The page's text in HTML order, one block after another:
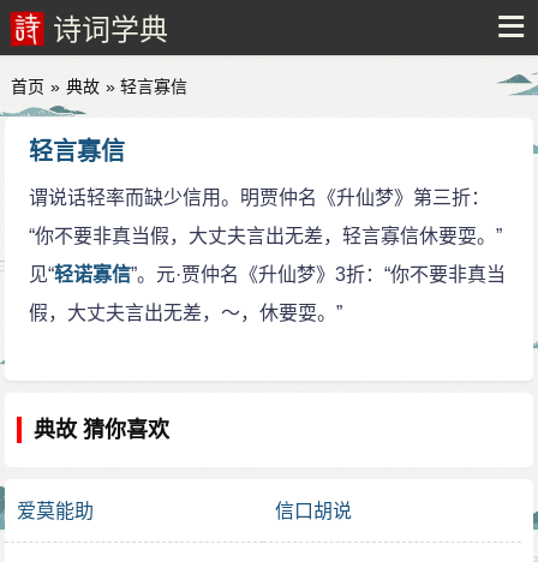
诗词学典
首页 » 典故 » 轻言寡信
轻言寡信
谓说话轻率而缺少信用。明贾仲名《升仙梦》第三折：
“你不要非真当假，大丈夫言出无差，轻言寡信休要耍。”
见“轻诺寡信”。元·贾仲名《升仙梦》3折：“你不要非真当
假，大丈夫言出无差，～，休要耍。”
典故 猜你喜欢
爱莫能助 信口胡说